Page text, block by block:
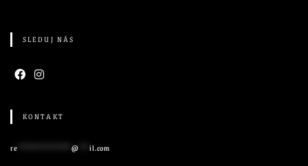
SLEDUJ NÁS
KONTAKT
re ****************@ il.com